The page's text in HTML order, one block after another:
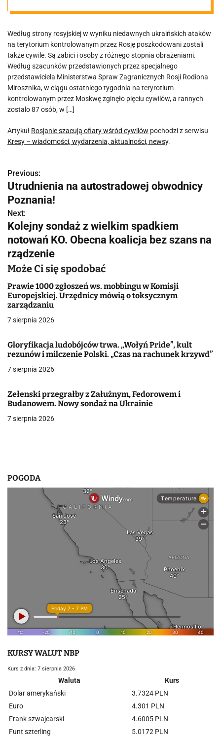
Według strony rosyjskiej w wyniku niedawnych ukraińskich ataków
na terytorium kontrolowanym przez Rosję poszkodowani zostali
także cywile. Są zabici i osoby z różnego stopnia obrażeniami.
Według szacunków przedstawionych przez specjalnego
przedstawiciela Ministerstwa Spraw Zagranicznych Rosji Rodiona
Mirosznika, w ciągu ostatniego tygodnia na teryrotium
kontrolowanym przez Moskwę zginęło pięciu cywilów, a rannych
zostalo 87 osób, w […]
Artykuł Rosjanie szacują ofiary wśród cywilów pochodzi z serwisu
Kresy – wiadomości, wydarzenia, aktualności, newsy.
N
a
w
i
g
a
c
j
a
w
p
s
u
Previous:
Utrudnienia na autostradowej obwodnicy
Poznania!
Next:
Kolejny sondaż z wielkim spadkiem
notowań KO. Obecna koalicja bez szans na
rządzenie
Może Ci się spodobać
Prawie 1000 zgłoszeń ws. mobbingu w Komisji
Europejskiej. Urzędnicy mówią o toksycznym
zarządzaniu
7 sierpnia 2026
Gloryfikacja ludobójców trwa. „Wołyń Pride”, kult
rezunów i milczenie Polski. „Czas na rachunek krzywd”
7 sierpnia 2026
Zełenski przegrałby z Załużnym, Fedorowem i
Budanowem. Nowy sondaż na Ukrainie
7 sierpnia 2026
POGODA
KURSY WALUT NBP
Kurs z dnia: 7 sierpnia 2026
Waluta
Kurs
Dolar amerykański
3.7324 PLN
Euro
4.301 PLN
Frank szwajcarski
4.6005 PLN
Funt szterling
5.0172 PLN